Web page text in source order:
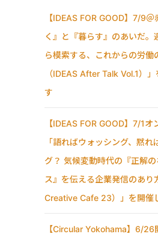
【IDEAS FOR GOOD】7/9
く』と『暮らす』のあいだ。
ら模索する、これからの労働
（IDEAS After Talk Vol.1）
す
【IDEAS FOR GOOD】7/1オ
「語ればウォッシング、黙れ
グ？ 気候変動時代の『正解
ス』を伝える企業発信のあり
Creative Cafe 23）」を開催
【Circular Yokohama】6/26